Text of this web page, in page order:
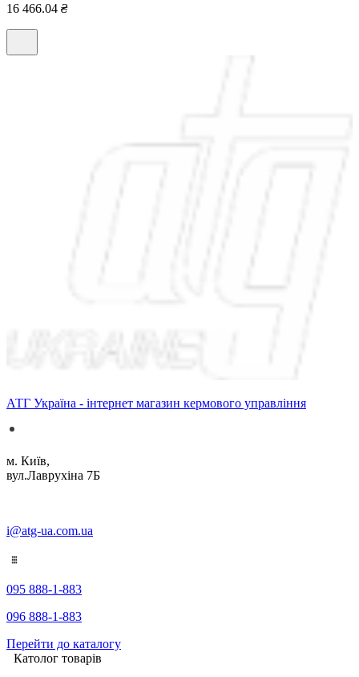
16 466.04 ₴
АТГ Україна - інтернет магазин кермового управління
м. Київ,
вул.Лаврухіна 7Б
i@atg-ua.com.ua
095 888-1-883
096 888-1-883
Перейти до каталогу
Католог товарів